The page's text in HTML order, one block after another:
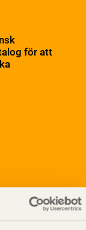
för att